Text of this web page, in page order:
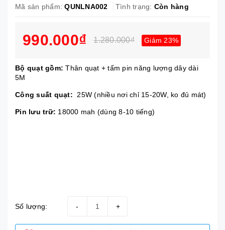
Mã sản phẩm: QUNLNA002 Tình trạng: Còn hàng
990.000₫ 1.280.000₫ Giảm 23%
Bộ quạt gồm:Thân quạt + tấm pin năng lượng dây dài
5M
Công suất quạt: 25W (nhiều nơi chỉ 15-20W, ko đủ mát)
Pin lưu trữ: 18000 mah (dùng 8-10 tiếng)
Số lượng: +
-